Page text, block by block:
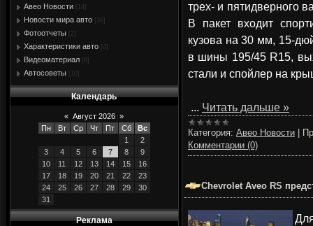
Авео Новости [14]
Новости мира авто [30]
Фотоотчеты [2]
Характеристики авто
Видеоматериал
Автосоветы
Календарь
« Август 2026 »
Пн
Вт Ср Чт Пт Сб
Вс
1
2
3
4 5 6 7 8
9
10
11 12 13 14 15
16
17
18 19 20 21 22
23
24
25 26 27 28 29
30
31
Реклама
трех- и пятидверного
В пакет входит
кузова на 30 мм, 15-
в шины 195/45 R15,
стали и спойлер на
... Читать дальше »
Категория: Авео Новости
Комментарии (0)
Chevrolet Aveo RS